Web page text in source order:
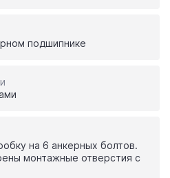
подшипнике
на 6 анкерных болтов.
монтажные отверстия с